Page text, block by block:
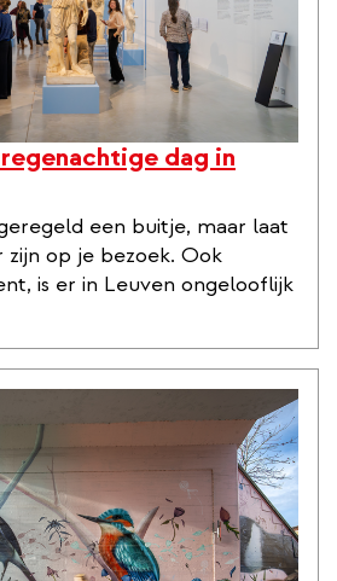
dag in
een buitje, maar laat
op je bezoek. Ook
is er in Leuven ongelooflijk